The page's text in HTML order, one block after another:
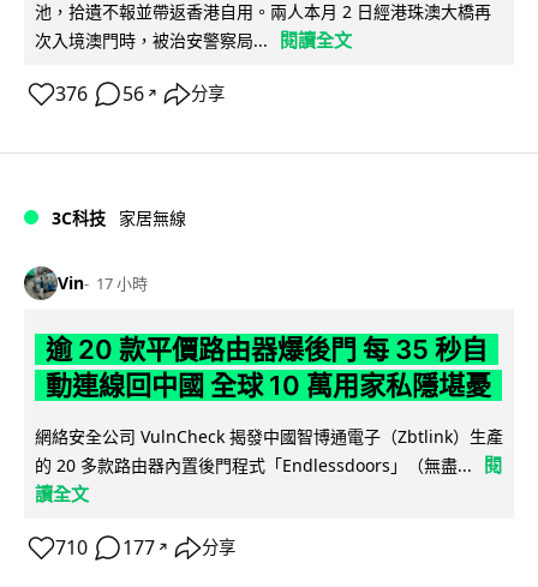
池，拾遺不報並帶返香港自用。兩人本月 2 日經港珠澳大橋再
次入境澳門時，被治安警察局...
閱讀全文
376 56 ↗ 分享
3C科技 家居無線
Vin 17 小時
逾 20 款平價路由器爆後門 每 35 秒自
動連線回中國 全球 10 萬用家私隱堪憂
網絡安全公司 VulnCheck 揭發中國智博通電子（Zbtlink）生產
的 20 多款路由器內置後門程式「Endlessdoors」（無盡...
閱
讀全文
710 177 ↗ 分享